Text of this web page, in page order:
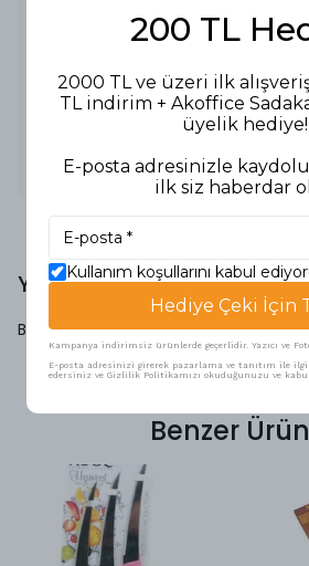
Ürün Tipi: Çay Kaşığı
Malzeme: Metal
Özellikler:
- Şık ve dayanıklı çay kaşığı seti.
- 12'li paket ile ekonomik kullanım
- Çay servisinde rahat kullanım ve
Kullanım Alanları: Çay servisi için
restoranlarda kullanılır.
Yorumlar
Bu ürün için henüz yorum
Benzer
200 TL
2000 TL ve üzeri ilk
TL indirim + Akoffice
üyelik hediye!
E-posta adresinizle
ilk siz haberdar
Kullanım koşullarını kabul
Hediye Çeki İçin
Kampanya indirimsiz ürünlerde geçerlidir. Yazıcı ve
E-posta adresinizi girerek pazarlama ve tanıtım ile
edersiniz ve Gizlilik Politikamızı okuduğunuzu ve